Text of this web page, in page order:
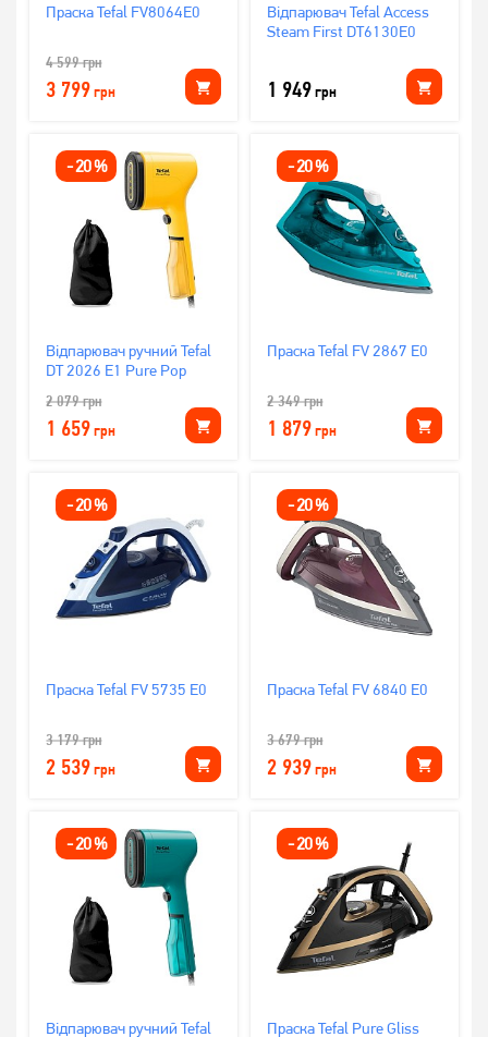
Праска Tefal FV8064E0
4 599грн
3 799грн
Відпарювач Tefal Access
Steam First DT6130E0
1 949грн
-20%
Відпарювач ручний Tefal
DT 2026 E1 Pure Pop
2 079грн
1 659грн
-20%
Праска Tefal FV 2867 E0
2 349грн
1 879грн
-20%
Праска Tefal FV 5735 E0
3 179грн
2 539грн
-20%
Праска Tefal FV 6840 E0
3 679грн
2 939грн
-20%
Відпарювач ручний Tefal
-20%
Праска Tefal Pure Gliss